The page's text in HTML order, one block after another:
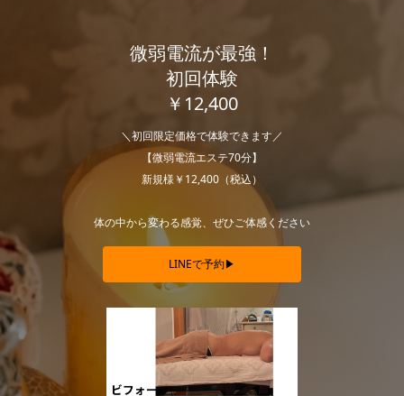
微弱電流が最強！
初回体験
￥12,400
＼初回限定価格で体験できます／
【微弱電流エステ70分】
新規様￥12,400（税込）
体の中から変わる感覚、ぜひご体感ください
LINEで予約▶